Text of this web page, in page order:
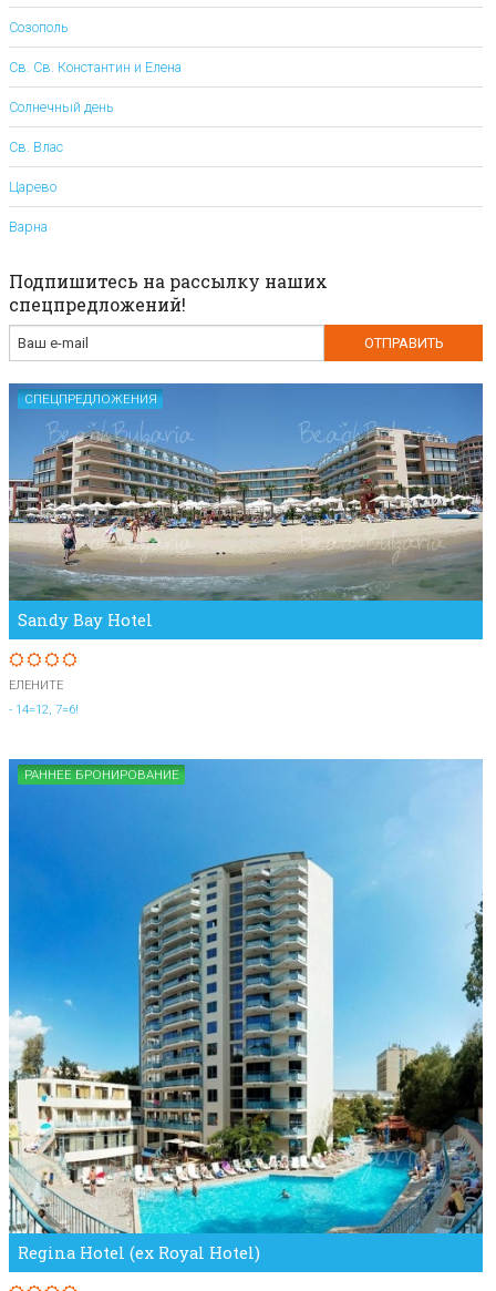
Созополь
Св. Св. Константин и Елена
Солнечный день
Св. Влас
Царево
Варна
Подпишитесь на рассылку наших
спецпредложений!
СПЕЦПРЕДЛОЖЕНИЯ
Sandy Bay Hotel
ЕЛЕНИТЕ
- 14=12, 7=6!
РАННЕЕ БРОНИРОВАНИЕ
Regina Hotel (ex Royal Hotel)